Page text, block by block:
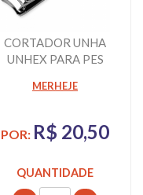
CORTADOR UNHA
UNHEX PARA PES
MERHEJE
POR: R$ 20,50
QUANTIDADE